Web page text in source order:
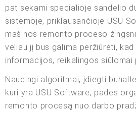
pat sekami specialioje sandėlio
sistemoje, priklausančioje USU
mašinos remonto proceso
vėliau jį bus galima peržiūrėti,
informacijos, reikalingos siūlomai
Naudingi algoritmai, įdiegti
kuri yra USU Software, padės
remonto procesą nuo darbo